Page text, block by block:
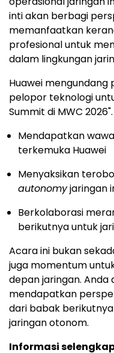
inti akan berbagi
memanfaatkan
profesional untuk
dalam lingkungan
Huawei
pelopor teknologi
Summit di MWC
Mendapatkan
terkemuka Huawei
Menyaksikan
autonomyjaringan
Berkolaborasi
berikutnya untuk
Acara ini bukan
juga momentum
depan jaringan.
mendapatkan
dari babak
jaringan otonom.
Informasi